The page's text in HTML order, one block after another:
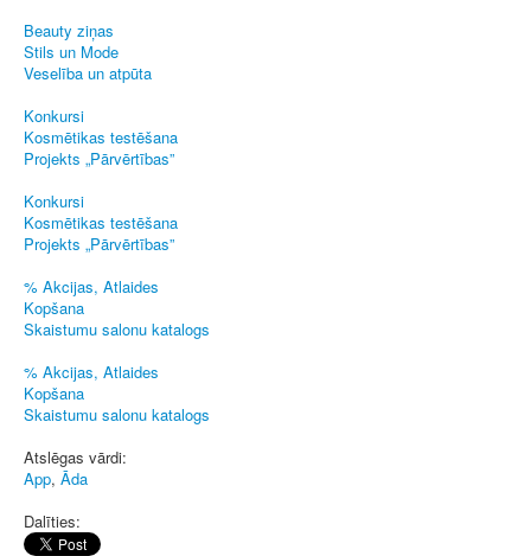
Beauty ziņas
Stils un Mode
Veselība un atpūta
Konkursi
Kosmētikas testēšana
Projekts „Pārvērtības”
Konkursi
Kosmētikas testēšana
Projekts „Pārvērtības”
% Akcijas, Atlaides
Kopšana
Skaistumu salonu katalogs
% Akcijas, Atlaides
Kopšana
Skaistumu salonu katalogs
Atslēgas vārdi:
App, Āda
Dalīties: